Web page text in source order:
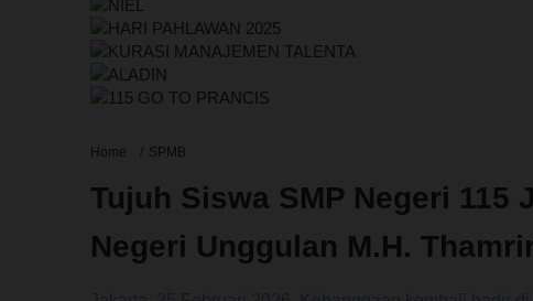
Home SPMB
Tujuh Siswa SMP Negeri
Negeri Unggulan M.H.